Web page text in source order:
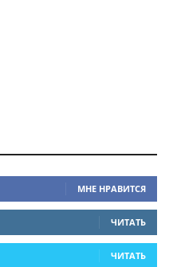
МНЕ НРАВИТСЯ
ЧИТАТЬ
ЧИТАТЬ